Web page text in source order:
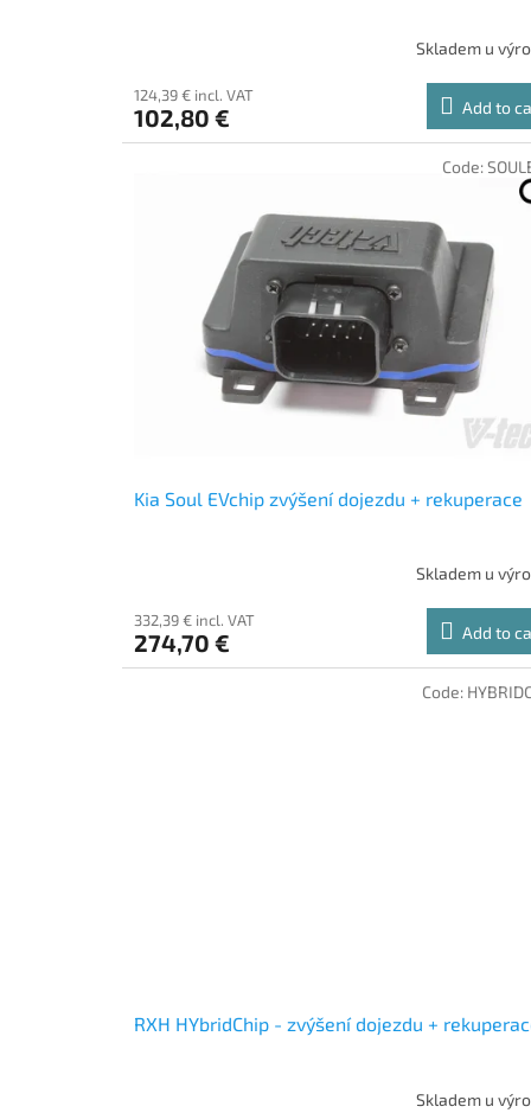
Skladem u
124,39 € incl. VAT
102,80 € Add to
Kia Soul EVchip zvýšení dojezdu + rekuperace
Skladem u
332,39 € incl. VAT
274,70 € Add to
Code:
RXH HYbridChip - zvýšení dojezdu +
Skladem u
Code: